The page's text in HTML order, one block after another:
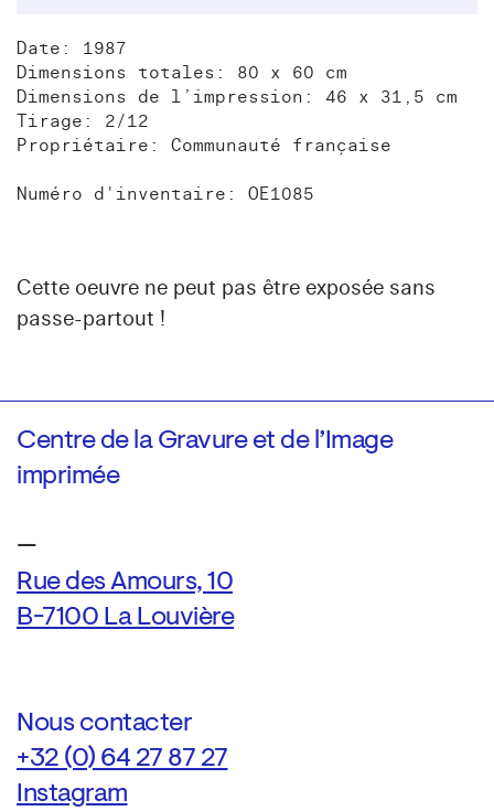
Date: 1987
Dimensions totales: 80 x 60 cm
Dimensions de l’impression: 46 x 31,5 cm
Tirage: 2/12
Propriétaire: Communauté française
Numéro d'inventaire: OE1085
Cette oeuvre ne peut pas être exposée sans
passe-partout !
Centre de la Gravure et de l’Image
imprimée
—
Rue des Amours, 10
B-7100 La Louvière
Nous contacter
+32 (0) 64 27 87 27
Instagram